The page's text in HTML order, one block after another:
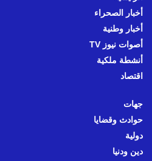
أخبار الصحراء
أخبار وطنية
أصوات نيوز TV
أنشطة ملكية
اقتصاد
جهات
حوادث وقضايا
دولية
دين ودنيا